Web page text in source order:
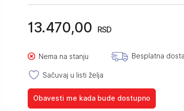
13.470,00 RSD
Nema na stanju Besplatna
Sačuvaj u listi želja
Obavesti me kada bude dostupno